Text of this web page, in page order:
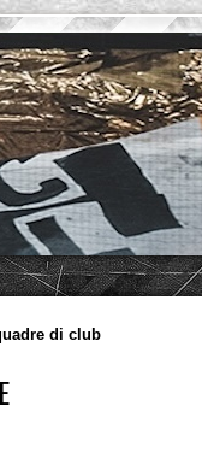
di club